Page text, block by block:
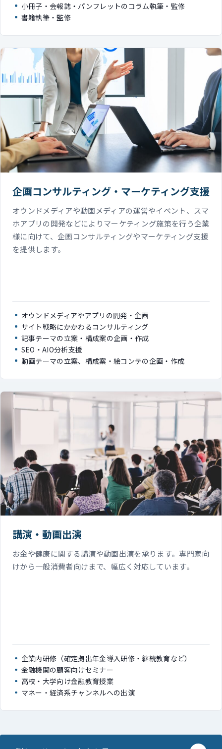
小冊子・会報誌・パンフレットのコラム執筆・監修
書籍執筆・監修
企画コンサルティング・マーケティング支援
オウンドメディアや動画メディアの運営やイベント、スマ
ホアプリの開発などによりマーケティング施策を行う企業
様に向けて、企画コンサルティングやマーケティング支援
を提供します。
オウンドメディアやアプリの開発・企画
サイト戦略にかかわるコンサルティング
記事テーマの立案・構成案の企画・作成
SEO・AIO分析支援
動画テーマの立案、構成案・絵コンテの企画・作成
講演・動画出演
お金や健康に関する講演や動画出演を承ります。専門家向
けから一般消費者向けまで、幅広く対応しています。
企業内研修（確定拠出年金導入研修・継続教育など）
金融機関の顧客向けセミナー
高校・大学向け金融教育授業
マネー・経済系チャンネルへの出演